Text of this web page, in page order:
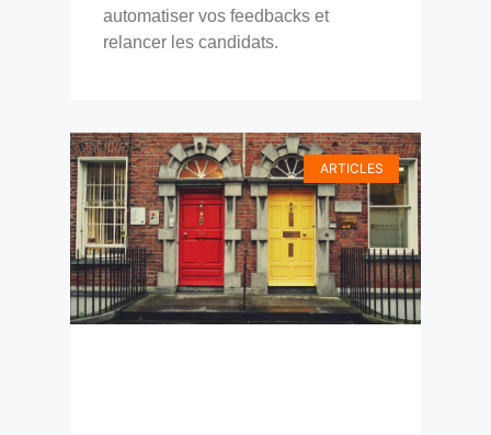
automatiser vos feedbacks et
relancer les candidats.
ARTICLES